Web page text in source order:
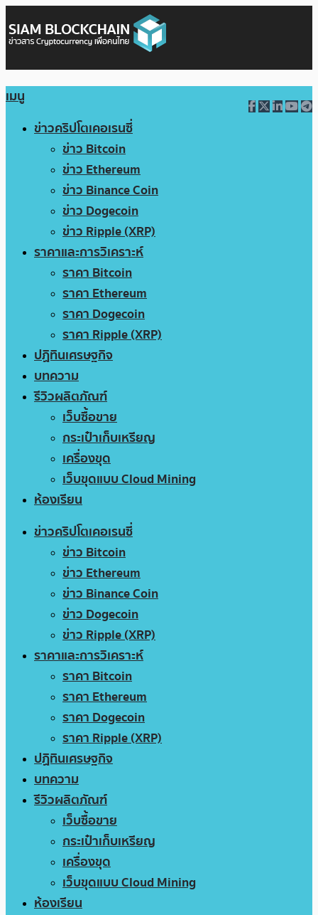
เมนู
ข่าวคริปโตเคอเรนซี่
ข่าว Bitcoin
ข่าว Ethereum
ข่าว Binance Coin
ข่าว Dogecoin
ข่าว Ripple (XRP)
ราคาและการวิเคราะห์
ราคา Bitcoin
ราคา Ethereum
ราคา Dogecoin
ราคา Ripple (XRP)
ปฏิทินเศรษฐกิจ
บทความ
รีวิวผลิตภัณฑ์
เว็บซื้อขาย
กระเป๋าเก็บเหรียญ
เครื่องขุด
เว็บขุดแบบ Cloud Mining
ห้องเรียน
ข่าวคริปโตเคอเรนซี่
ข่าว Bitcoin
ข่าว Ethereum
ข่าว Binance Coin
ข่าว Dogecoin
ข่าว Ripple (XRP)
ราคาและการวิเคราะห์
ราคา Bitcoin
ราคา Ethereum
ราคา Dogecoin
ราคา Ripple (XRP)
ปฏิทินเศรษฐกิจ
บทความ
รีวิวผลิตภัณฑ์
เว็บซื้อขาย
กระเป๋าเก็บเหรียญ
เครื่องขุด
เว็บขุดแบบ Cloud Mining
ห้องเรียน